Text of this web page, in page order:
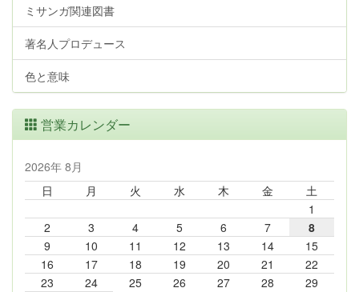
ミサンガ関連図書
著名人プロデュース
色と意味
営業カレンダー
2026年 8月
日
月 火 水 木 金
土
1
2
3 4 5 6 7
8
9
10 11 12 13 14
15
16
17 18 19 20 21
22
23
24 25 26 27 28
29